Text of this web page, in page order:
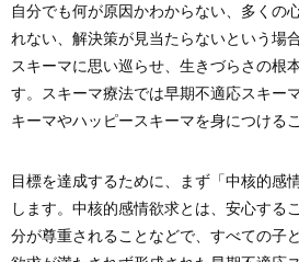
自分でも何が原因かわからない、多くの
れない、解決策が見当たらないという場
スキーマに思い巡らせ、生きづらさの根
す。スキーマ療法では早期不適応スキー
キーマやハッピースキーマを身につける
目標を達成するために、まず「中核的感
します。中核的感情欲求とは、安心する
分が尊重されることなどで、すべての子